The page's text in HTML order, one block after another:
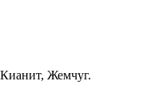
Жемчуг.